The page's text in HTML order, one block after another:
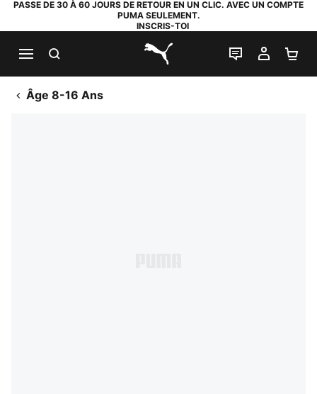
PASSE DE 30 À 60 JOURS DE RETOUR EN UN CLIC. AVEC UN COMPTE
PUMA SEULEMENT.
INSCRIS-TOI
PUMA.com
LIVE CHAT
MON
Âge 8-16 Ans